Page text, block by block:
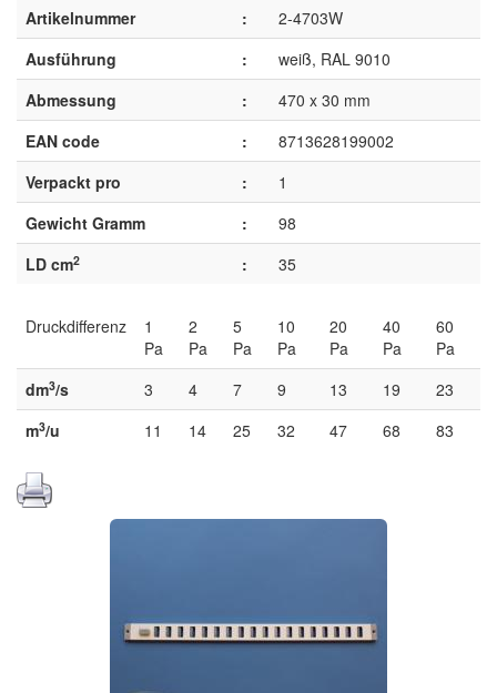
Artikelnummer :
2-4703W
Ausführung
:
weiß, RAL 9010
Abmessung
:
470 x 30 mm
EAN code
:
8713628199002
Verpackt pro
:
1
Gewicht Gramm
:
98
LD cm2 : 35
Druckdifferenz
1
Pa
2
Pa
5
Pa
10
Pa
20
Pa
40
Pa
60
Pa
dm3/s 3 4 7 9 13 19
23
m3/u 11 14 25 32 47 68 83